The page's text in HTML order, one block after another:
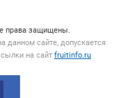
права защищены.
данном сайте, допускается
на сайт fruitinfo.ru